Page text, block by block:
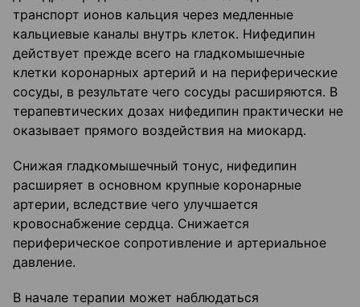
транспорт ионов кальция через медленные
кальциевые каналы внутрь клеток. Нифедипин
действует прежде всего на гладкомышечные
клетки коронарных артерий и на периферические
сосуды, в результате чего сосуды расширяются. В
терапевтических дозах нифедипин практически не
оказывает прямого воздействия на миокард.
Снижая гладкомышечный тонус, нифедипин
расширяет в основном крупные коронарные
артерии, вследствие чего улучшается
кровоснабжение сердца. Снижается
периферическое сопротивление и артериальное
давление.
В начале терапии может наблюдаться